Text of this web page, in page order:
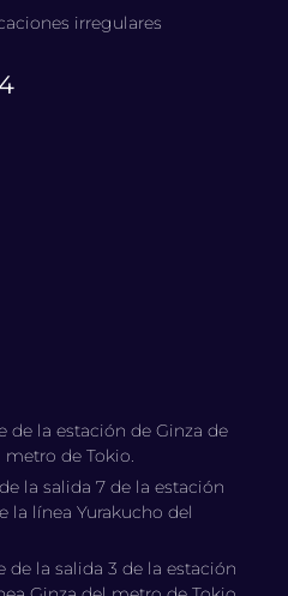
irregulares
de la estación de Ginza de
metro de Tokio.
la salida 7 de la estación
la línea Yurakucho del
de la salida 3 de la estación